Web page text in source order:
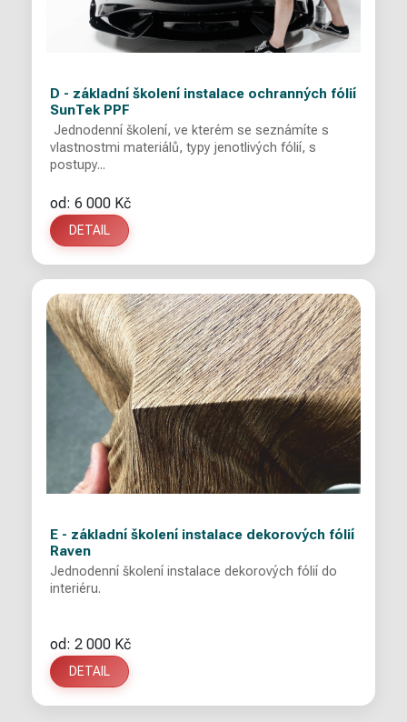
D - základní školení instalace ochranných fólií
SunTek PPF
Jednodenní školení, ve kterém se seznámíte s
vlastnostmi materiálů, typy jenotlivých fólií, s
postupy...
od: 6 000 Kč
DETAIL
E - základní školení instalace dekorových fólií
Raven
Jednodenní školení instalace dekorových fólií do
interiéru.
od: 2 000 Kč
DETAIL